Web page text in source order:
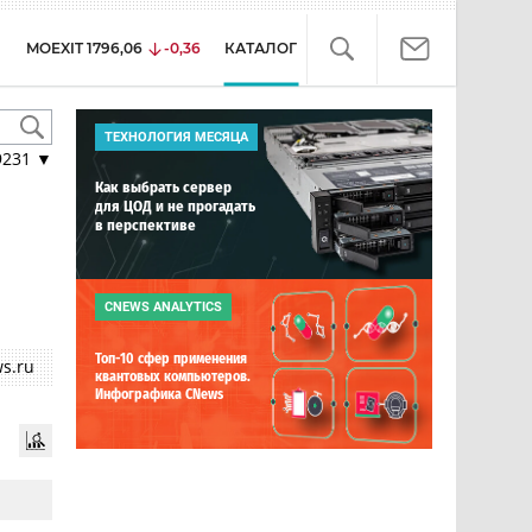
MOEXIT 1796,06 -0,36 КАТАЛОГ
▼
ТЕХНОЛОГИЯ МЕСЯЦА
Как выбрать сервер
для ЦОД и не прогадать
в перспективе
CNEWS ANALYTICS
Топ-10 сфер применения
квантовых компьютеров.
Инфографика CNews